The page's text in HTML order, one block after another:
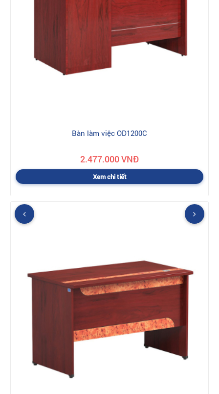
Bàn làm việc OD1200C
2.477.000 VNĐ
Xem chi tiết